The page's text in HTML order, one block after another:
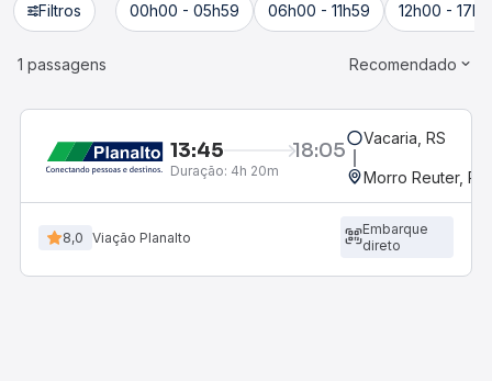
Filtros 00h00 - 05h59 06h00 - 11h59 12h00 -
1 passagens Recomendado
13:45 18:05
Duração: 4h 20m
Vacaria, RS
Morro Reuter, RS
8,0 Viação Planalto
Embarque
direto